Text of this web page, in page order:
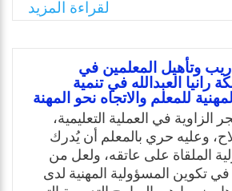
فإن أي مبادرة للتطوير في الأداء
تتمركز حول الأقسام العلمية، إلا
بالجامعات السعودية تواجه
الإدارية التي تحد من فعاليتها
استقلالية الجامعات، وضعف
لاختصاصات المجالس الجامعية،
من القيادات للقدرة على توظيف
الجامعية. وعليه، نجد أن
العلمية بجامعة الملك خالد لم
مقبول في تحقيق معايير
لقراءة المزيد
وتأهيل المعلمين في
رانيا العبدالله في تنمية
للمعلم والاتجاه نحو المهنة
الزاوية في العملية التعليمية،
وعليه حري بالمعلم أن يُدرك
الملقاة على عاتقه، ولعل من
تكوين المسؤولية المهنية لدى